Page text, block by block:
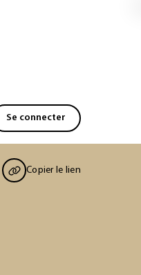
Se connecter
Copier le lien